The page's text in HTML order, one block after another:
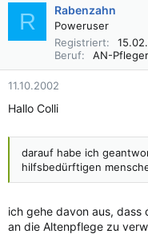
R Rabenzahn
Poweruser
Registriert
Beruf
AN-Pfleger
11.10.2002
Hallo Colli
darauf habe ich
hilfsbedürftigen
ich gehe davon aus,
an die Altenpflege zu